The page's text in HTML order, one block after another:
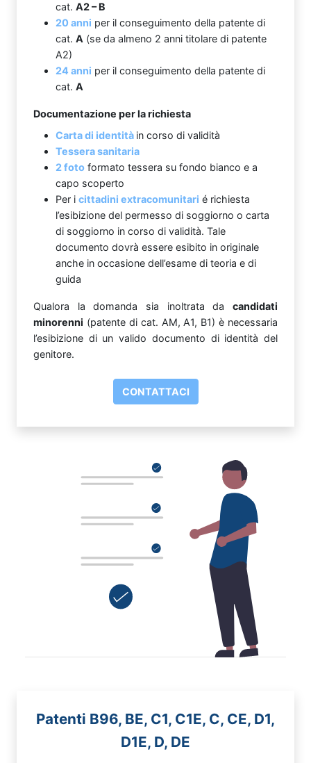
cat. A2 – B
20 anni per il conseguimento della patente di
cat. A (se da almeno 2 anni titolare di patente
A2)
24 anni per il conseguimento della patente di
cat. A
Documentazione per la richiesta
Carta di identità in corso di validità
Tessera sanitaria
2 foto formato tessera su fondo bianco e a
capo scoperto
Per i cittadini extracomunitari é richiesta
l’esibizione del permesso di soggiorno o carta
di soggiorno in corso di validità. Tale
documento dovrà essere esibito in originale
anche in occasione dell’esame di teoria e di
guida
Qualora la domanda sia inoltrata da candidati
minorenni (patente di cat. AM, A1, B1) è necessaria
l’esibizione di un valido documento di identità del
genitore.
CONTATTACI
Patenti B96, BE, C1, C1E, C, CE, D1,
D1E, D, DE